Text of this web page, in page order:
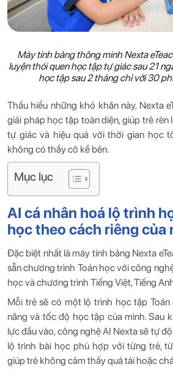
Máy tính bảng thông minh Nexta
luyện thói quen học tập tự giác sau 21
học tập sau 2 tháng chỉ với 30
Thấu hiểu những khó khăn này, Nexta
giải pháp học tập toàn diện, giúp trẻ
tự giác và hiệu quả với thời gian học
không có thầy cô kề bên.
Mục lục
AI cá nhân hoá lộ trình
học theo cách riêng của
Đặc biệt nhất là máy tính bảng Nexta
sẵn chương trình Toán học với công
học và chương trình Tiếng Việt, Tiếng
Mỗi trẻ sẽ có một lộ trình học tập
năng và tốc độ học tập của mình. Sau
lực đầu vào, công nghệ AI Nexta sẽ tự
lộ trình bài học phù hợp với từng trẻ,
giúp trẻ không cảm thấy quá tải hoặc